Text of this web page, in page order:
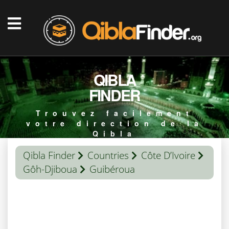
QIBLA
FINDER
Trouvez facilement
votre direction de la
Qibla
Qibla Finder Countries
Côte D’Ivoire
Gôh-Djiboua
Guibéroua